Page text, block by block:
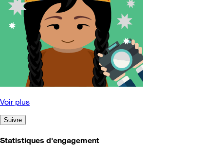
Voir plus
Suivre
Statistiques d'engagement